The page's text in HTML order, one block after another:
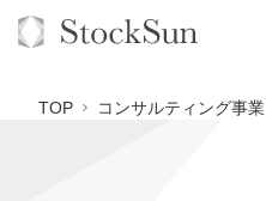
TOP コンサルティング事業